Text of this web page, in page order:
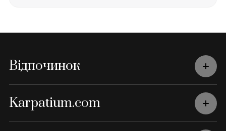
Відпочинок
Karpatium.com